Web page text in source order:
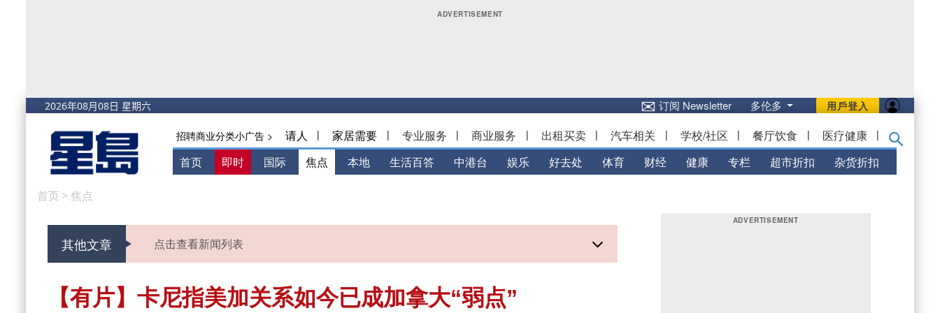
用戶登入
✉订阅 Newsletter 多伦多
招聘商业分类小广告 > 请人 | 家居需要 | 专业服务 | 商业服务 | 出租买卖 | 汽车相关 | 学校/社区 | 餐厅饮食 | 医疗健康 |
首页 即时 国际 焦点 本地 生活百答 中港台 娱乐 好去处 体育 财经 健康 专栏 超市折扣 杂货折扣
首页 > 焦点
其他文章 点击查看新闻列表
【有片】卡尼指美加关系如今已成加拿大“弱点”